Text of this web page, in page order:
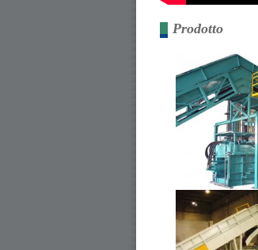
Prodotto